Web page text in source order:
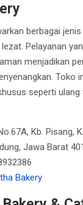
berbagai
Pelayanan
menjadikan
Toko
seperti ulang
Kb. Pisang,
Jawa Barat
Bakery